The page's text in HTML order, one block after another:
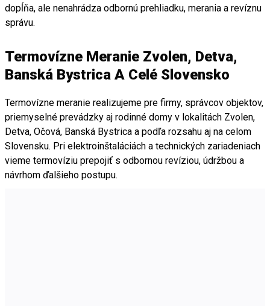
dopĺňa, ale nenahrádza odbornú prehliadku, merania a revíznu
správu.
Termovízne Meranie Zvolen, Detva,
Banská Bystrica A Celé Slovensko
Termovízne meranie realizujeme pre firmy, správcov objektov,
priemyselné prevádzky aj rodinné domy v lokalitách Zvolen,
Detva, Očová, Banská Bystrica a podľa rozsahu aj na celom
Slovensku. Pri elektroinštaláciách a technických zariadeniach
vieme termovíziu prepojiť s odbornou revíziou, údržbou a
návrhom ďalšieho postupu.